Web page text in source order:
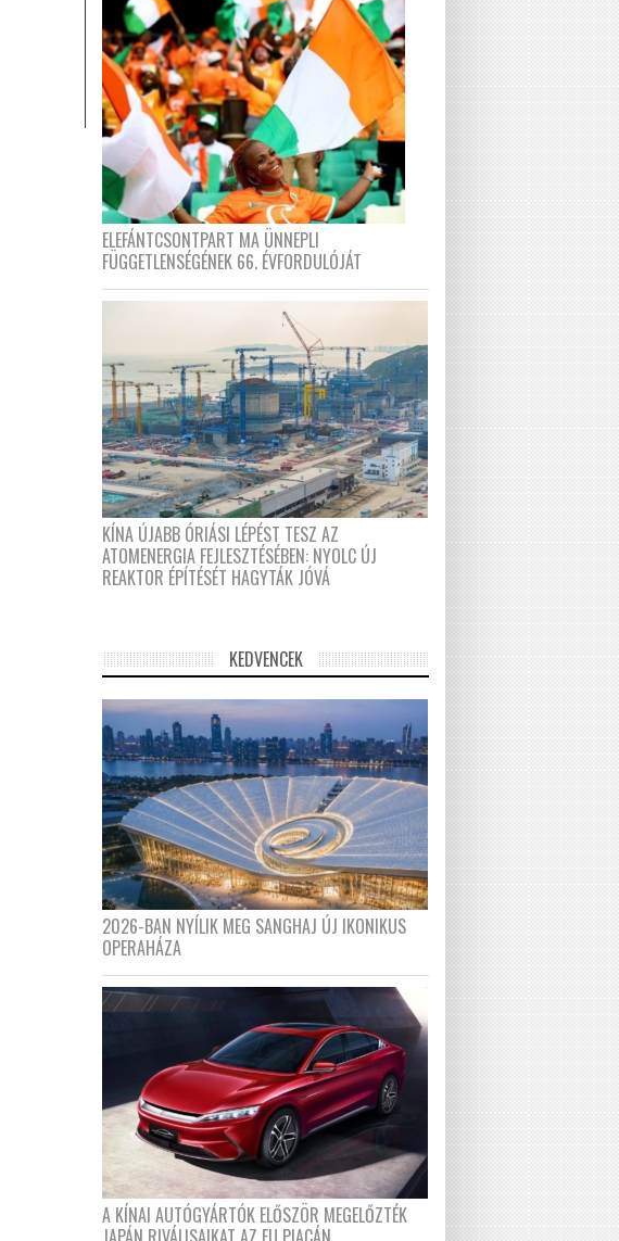
ELEFÁNTCSONTPART MA ÜNNEPLI
FÜGGETLENSÉGÉNEK 66. ÉVFORDULÓJÁT
KÍNA ÚJABB ÓRIÁSI LÉPÉST TESZ AZ
ATOMENERGIA FEJLESZTÉSÉBEN: NYOLC ÚJ
REAKTOR ÉPÍTÉSÉT HAGYTÁK JÓVÁ
KEDVENCEK
2026-BAN NYÍLIK MEG SANGHAJ ÚJ IKONIKUS
OPERAHÁZA
A KÍNAI AUTÓGYÁRTÓK ELŐSZÖR MEGELŐZTÉK